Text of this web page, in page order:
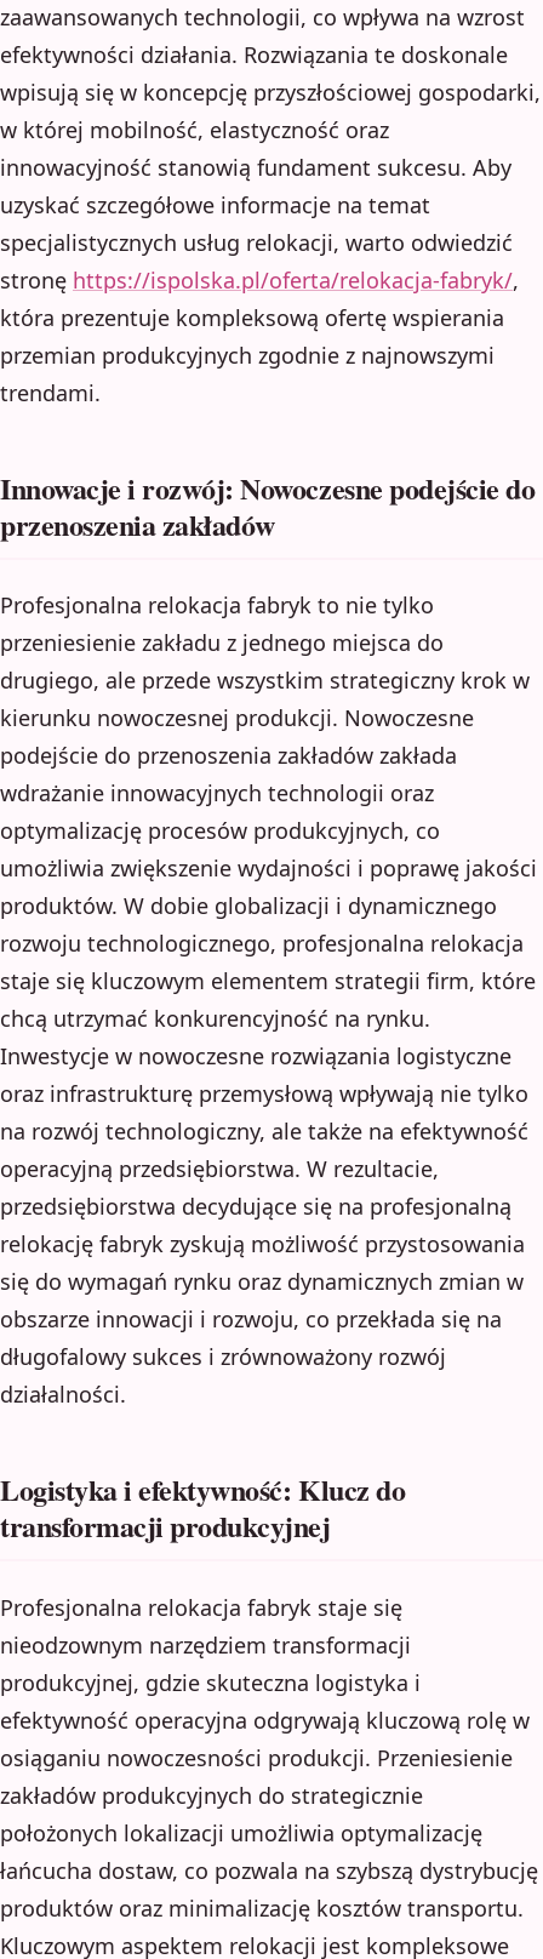
zaawansowanych technologii, co wpływa na wzrost
efektywności działania. Rozwiązania te doskonale
wpisują się w koncepcję przyszłościowej gospodarki,
w której mobilność, elastyczność oraz
innowacyjność stanowią fundament sukcesu. Aby
uzyskać szczegółowe informacje na temat
specjalistycznych usług relokacji, warto odwiedzić
stronę https://ispolska.pl/oferta/relokacja-fabryk/,
która prezentuje kompleksową ofertę wspierania
przemian produkcyjnych zgodnie z najnowszymi
trendami.
Innowacje i rozwój: Nowoczesne podejście do
przenoszenia zakładów
Profesjonalna relokacja fabryk to nie tylko
przeniesienie zakładu z jednego miejsca do
drugiego, ale przede wszystkim strategiczny krok w
kierunku nowoczesnej produkcji. Nowoczesne
podejście do przenoszenia zakładów zakłada
wdrażanie innowacyjnych technologii oraz
optymalizację procesów produkcyjnych, co
umożliwia zwiększenie wydajności i poprawę jakości
produktów. W dobie globalizacji i dynamicznego
rozwoju technologicznego, profesjonalna relokacja
staje się kluczowym elementem strategii firm, które
chcą utrzymać konkurencyjność na rynku.
Inwestycje w nowoczesne rozwiązania logistyczne
oraz infrastrukturę przemysłową wpływają nie tylko
na rozwój technologiczny, ale także na efektywność
operacyjną przedsiębiorstwa. W rezultacie,
przedsiębiorstwa decydujące się na profesjonalną
relokację fabryk zyskują możliwość przystosowania
się do wymagań rynku oraz dynamicznych zmian w
obszarze innowacji i rozwoju, co przekłada się na
długofalowy sukces i zrównoważony rozwój
działalności.
Logistyka i efektywność: Klucz do
transformacji produkcyjnej
Profesjonalna relokacja fabryk staje się
nieodzownym narzędziem transformacji
produkcyjnej, gdzie skuteczna logistyka i
efektywność operacyjna odgrywają kluczową rolę w
osiąganiu nowoczesności produkcji. Przeniesienie
zakładów produkcyjnych do strategicznie
położonych lokalizacji umożliwia optymalizację
łańcucha dostaw, co pozwala na szybszą dystrybucję
produktów oraz minimalizację kosztów transportu.
Kluczowym aspektem relokacji jest kompleksowe